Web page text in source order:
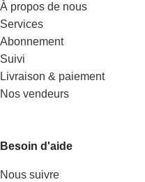
À propos de nous
Services
Abonnement
Suivi
Livraison & paiement
Nos vendeurs
Besoin d'aide
Nous suivre